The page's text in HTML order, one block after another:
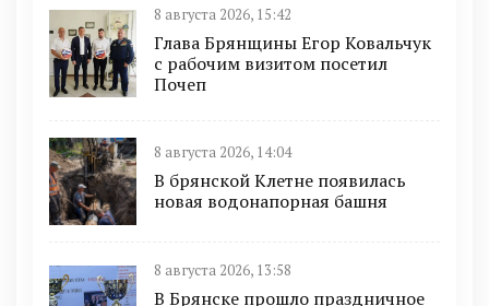
8 августа 2026, 15:42
Глава Брянщины Егор Ковальчук
с рабочим визитом посетил
Почеп
8 августа 2026, 14:04
В брянской Клетне появилась
новая водонапорная башня
8 августа 2026, 13:58
В Брянске прошло праздничное